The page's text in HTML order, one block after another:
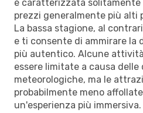
è caratterizzata
prezzi generalmente più alti
La bassa stagione, al
e ti consente di ammirare la
più autentico. Alcune
essere limitate a causa delle
meteorologiche, ma le
probabilmente meno
un'esperienza più immersiva.